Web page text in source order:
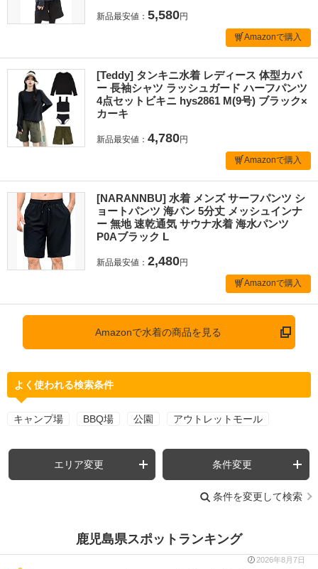
新品最安値： 5,580円
Amazonで購入
[Teddy] タンキニ水着 レディース 体型カバ
ー 長袖シャツ ラッシュガード ハーフパンツ
4点セットビキニ hys2861 M(9号) ブラック×
カーキ
新品最安値： 4,780円
Amazonで購入
[NARANNBU] 水着 メンズ サーフパンツ シ
ョートパンツ 海パン 5分丈 メッシュインナ
ー 無地 速乾通気 サウナ水着 海水パンツ
P0Aブラック L
新品最安値： 2,480円
Amazonで購入
Amazonで水着の商品を見る
よく使われる検索条件
キャンプ場 BBQ場 公園 アウトレットモール
エリア変更 条件変更
条件を変更して検索
鹿児島県スポットランキング
2026年8月7日